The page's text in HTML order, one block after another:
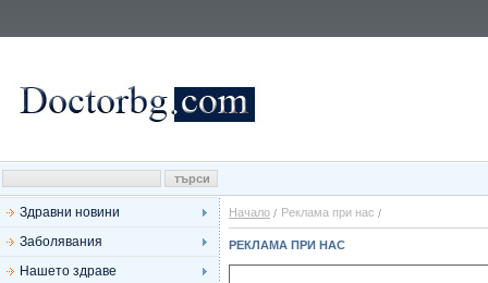
Здравни новини
Заболявания
Нашето здраве
Начало Реклама при нас
РЕКЛАМА ПРИ НАС